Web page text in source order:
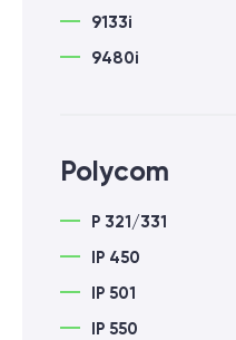
9133i
9480i
Polycom
P 321/331
IP 450
IP 501
IP 550